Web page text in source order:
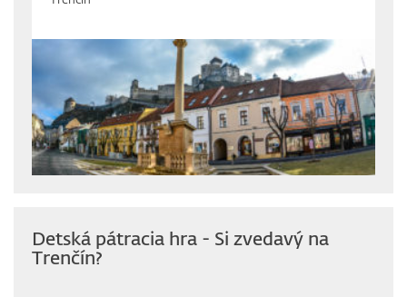
Detská pátracia hra - Si zvedavý na
Trenčín?